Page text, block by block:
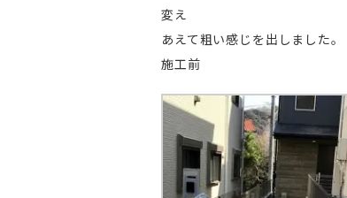
変え
あえて粗い感じを出しました。
施工前